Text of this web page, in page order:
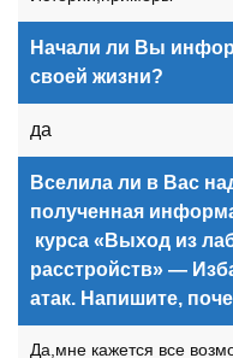
Начали ли Вы
своей жизни?
да
Вселила ли в Вас
полученная
курса «Выход из
расстройств» —
атак. Напишите,
Да,мне кажется все